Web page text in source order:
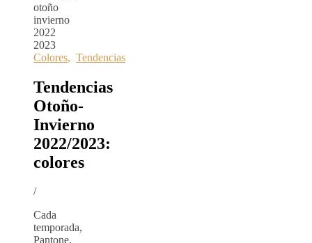
Colores, Tendencias
Tendencias
Otoño-
Invierno
2022/2023:
colores
/
Cada
temporada,
Pantone,